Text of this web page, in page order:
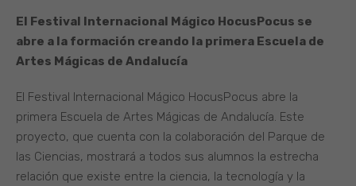
El Festival Internacional Mágico HocusPocus se
abre a la formación creando la primera Escuela de
Artes Mágicas de Andalucía
El Festival Internacional Mágico HocusPocus abre la
primera Escuela de Artes Mágicas de Andalucía. Este
proyecto, que cuenta con la colaboración del Parque de
las Ciencias, mostrará a todos sus alumnos la estrecha
relación que existe entre la ciencia, la tecnología y la